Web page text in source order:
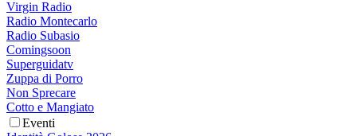
Virgin Radio
Radio Montecarlo
Radio Subasio
Comingsoon
Superguidatv
Zuppa di Porro
Non Sprecare
Cotto e Mangiato
Eventi